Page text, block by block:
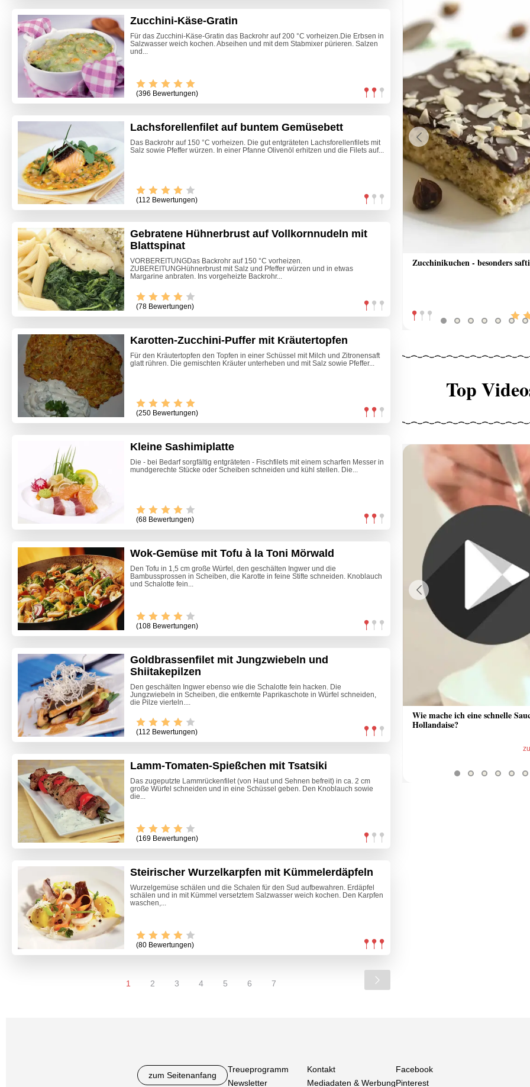
Zucchini-Käse-Gratin
Für das Zucchini-Käse-Gratin das Backrohr auf 200 °C vorheizen.Die Erbsen in
Salzwasser weich kochen. Abseihen und mit dem Stabmixer pürieren. Salzen
und...
(396 Bewertungen)
Lachsforellenfilet auf buntem Gemüsebett
Das Backrohr auf 150 °C vorheizen. Die gut entgräteten Lachsforellenfilets mit
Salz sowie Pfeffer würzen. In einer Pfanne Olivenöl erhitzen und die Filets auf...
(112 Bewertungen)
Gebratene Hühnerbrust auf Vollkornnudeln mit
Blattspinat
VORBEREITUNGDas Backrohr auf 150 °C vorheizen.
ZUBEREITUNGHühnerbrust mit Salz und Pfeffer würzen und in etwas
Margarine anbraten. Ins vorgeheizte Backrohr...
(78 Bewertungen)
Karotten-Zucchini-Puffer mit Kräutertopfen
Für den Kräutertopfen den Topfen in einer Schüssel mit Milch und Zitronensaft
glatt rühren. Die gemischten Kräuter unterheben und mit Salz sowie Pfeffer...
(250 Bewertungen)
Kleine Sashimiplatte
Die - bei Bedarf sorgfältig entgräteten - Fischfilets mit einem scharfen Messer in
mundgerechte Stücke oder Scheiben schneiden und kühl stellen. Die...
(68 Bewertungen)
Wok-Gemüse mit Tofu à la Toni Mörwald
Den Tofu in 1,5 cm große Würfel, den geschälten Ingwer und die
Bambussprossen in Scheiben, die Karotte in feine Stifte schneiden. Knoblauch
und Schalotte fein...
(108 Bewertungen)
Goldbrassenfilet mit Jungzwiebeln und
Shiitakepilzen
Den geschälten Ingwer ebenso wie die Schalotte fein hacken. Die
Jungzwiebeln in Scheiben, die entkernte Paprikaschote in Würfel schneiden,
die Pilze vierteln....
(112 Bewertungen)
Lamm-Tomaten-Spießchen mit Tsatsiki
Das zugeputzte Lammrückenfilet (von Haut und Sehnen befreit) in ca. 2 cm
große Würfel schneiden und in eine Schüssel geben. Den Knoblauch sowie
die...
(169 Bewertungen)
Steirischer Wurzelkarpfen mit Kümmelerdäpfeln
Wurzelgemüse schälen und die Schalen für den Sud aufbewahren. Erdäpfel
schälen und in mit Kümmel versetztem Salzwasser weich kochen. Den Karpfen
waschen,...
(80 Bewertungen)
1 2 3 4 5 6 7
Zucchinikuchen - besonders
Himmlische Bananenschnitten
Previous
Top
Wie mache ich eine schnelle
Hollandaise?
Previous
zum Seitenanfang
Treueprogramm
Newsletter
Kontakt
Mediadaten & Werbung
Facebook
Pinterest